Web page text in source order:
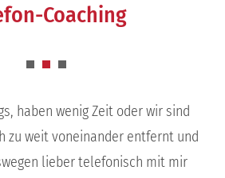
Coaching
haben wenig Zeit oder wir sind
zu weit voneinander entfernt und
lieber telefonisch mit mir